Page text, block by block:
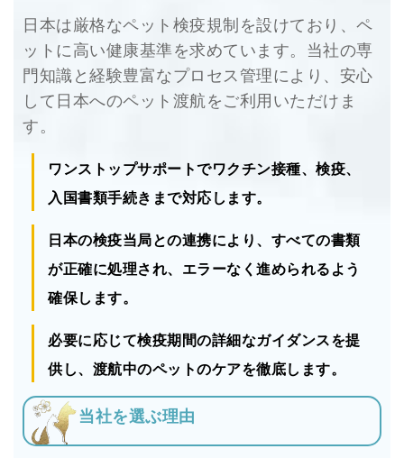
日本は厳格なペット検疫規制を設けており、ペ
ットに高い健康基準を求めています。当社の専
門知識と経験豊富なプロセス管理により、安心
して日本へのペット渡航をご利用いただけま
す。
ワンストップサポートでワクチン接種、検疫、
入国書類手続きまで対応します。
日本の検疫当局との連携により、すべての書類
が正確に処理され、エラーなく進められるよう
確保します。
必要に応じて検疫期間の詳細なガイダンスを提
供し、渡航中のペットのケアを徹底します。
当社を選ぶ理由